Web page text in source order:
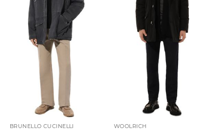
BRUNELLO CUCINELLI WOOLRICH